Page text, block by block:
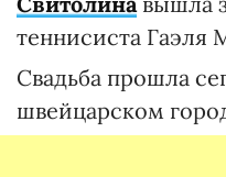
теннисиста Гаэля
Свадьба прошла
швейцарском